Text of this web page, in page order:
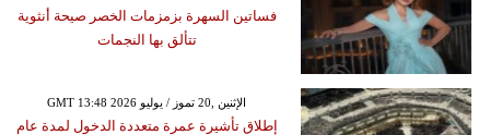
فساتين السهرة بزمزمات الخصر صيحة أنثوية
تتألق بها النجمات
GMT 13:48 2026 الإثنين ,20 تموز / يوليو
إطلاق تأشيرة عمرة متعددة الدخول لمدة عام